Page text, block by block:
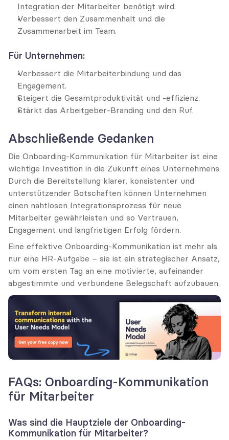
Integration der Mitarbeiter benötigt wird.
Verbessert den Zusammenhalt und die
Zusammenarbeit im Team.
Für Unternehmen:
Verbessert die Mitarbeiterbindung und das
Engagement.
Steigert die Gesamtproduktivität und -effizienz.
Stärkt das Arbeitgeber-Branding und den Ruf.
Abschließende Gedanken
Die Onboarding-Kommunikation für Mitarbeiter ist eine
wichtige Investition in die Zukunft eines Unternehmens.
Durch die Bereitstellung klarer, konsistenter und
unterstützender Botschaften können Unternehmen
einen nahtlosen Integrationsprozess für neue
Mitarbeiter gewährleisten und so Vertrauen,
Engagement und langfristigen Erfolg fördern.
Eine effektive Onboarding-Kommunikation ist mehr als
nur eine HR-Aufgabe – sie ist ein strategischer Ansatz,
um vom ersten Tag an eine motivierte, aufeinander
abgestimmte und verbundene Belegschaft aufzubauen.
FAQs: Onboarding-Kommunikation
für Mitarbeiter
Was sind die Hauptziele der Onboarding-
Kommunikation für Mitarbeiter?